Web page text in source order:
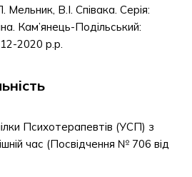
В.І. Співака. Серія:
Кам’янець-Подільський:
2020 р.р.
Психотерапевтів (УСП) з
час (Посвідчення № 706 від